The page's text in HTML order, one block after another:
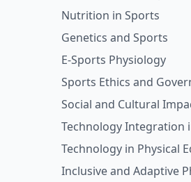
Nutrition in Sports
Genetics and Sports
E-Sports Physiology
Sports Ethics and
Social and Cultural
Technology Integration
Technology in Physical
Inclusive and Adaptive